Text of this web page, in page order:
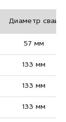
Диаметр сваи
57 мм
133 мм
133 мм
133 мм